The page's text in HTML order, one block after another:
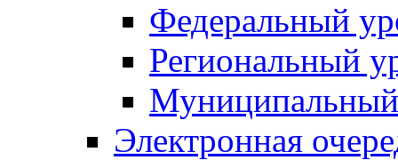
Федеральный
Региональный
Электронная